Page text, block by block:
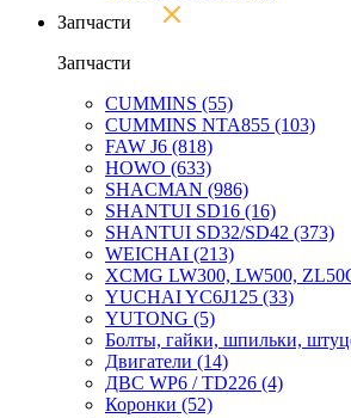
Запчасти
Запчасти
CUMMINS (55)
CUMMINS NTA855 (103)
FAW J6 (818)
HOWO (633)
SHACMAN (986)
SHANTUI SD16 (16)
SHANTUI SD32/SD42 (373)
WEICHAI (213)
XCMG LW300, LW500,
YUCHAI YC6J125 (33)
YUTONG (5)
Болты, гайки, шпильки,
Двигатели (14)
ДВС WP6 / TD226 (4)
Коронки (52)